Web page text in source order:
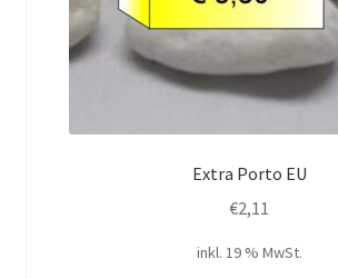
Extra Porto EU
€2,11
inkl. 19 % MwSt.